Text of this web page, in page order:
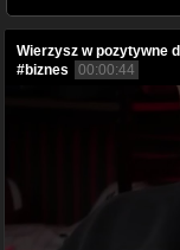
Wierzysz w pozytywne
#biznes
00:00:44